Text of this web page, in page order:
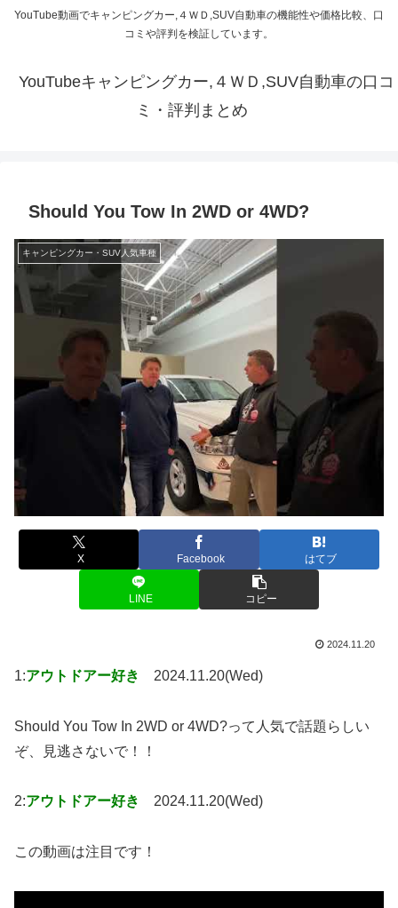
YouTube動画でキャンピングカー,４ＷＤ,SUV自動車の機能性や価格比較、口
コミや評判を検証しています。
YouTubeキャンピングカー,４ＷＤ,SUV自動車の口コ
ミ・評判まとめ
Should You Tow In 2WD or 4WD?
キャンピングカー・SUV人気車種
X Facebook はてブ
LINE コピー
2024.11.20
1:アウトドアー好き 2024.11.20(Wed)
Should You Tow In 2WD or 4WD?って人気で話題らしい
ぞ、見逃さないで！！
2:アウトドアー好き 2024.11.20(Wed)
この動画は注目です！